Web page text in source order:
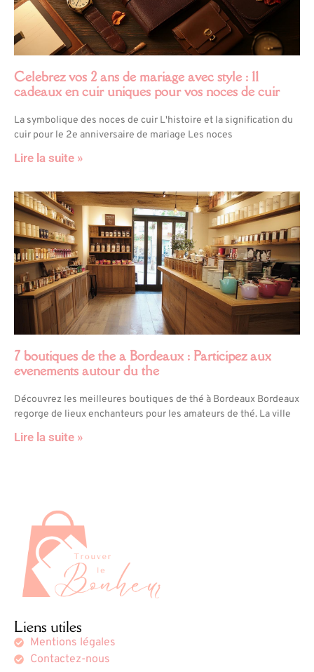
Celebrez vos 2 ans de mariage avec style : 11
cadeaux en cuir uniques pour vos noces de cuir
La symbolique des noces de cuir L'histoire et la signification du
cuir pour le 2e anniversaire de mariage Les noces
Lire la suite »
7 boutiques de the a Bordeaux : Participez aux
evenements autour du the
Découvrez les meilleures boutiques de thé à Bordeaux Bordeaux
regorge de lieux enchanteurs pour les amateurs de thé. La ville
Lire la suite »
Liens utiles
Mentions légales
Contactez-nous